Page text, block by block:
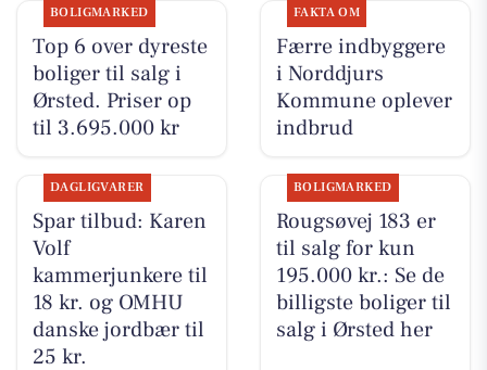
BOLIGMARKED
Top 6 over dyreste
boliger til salg i
Ørsted. Priser op
til 3.695.000 kr
FAKTA OM
Færre indbyggere
i Norddjurs
Kommune oplever
indbrud
DAGLIGVARER
Spar tilbud: Karen
Volf
kammerjunkere til
18 kr. og OMHU
danske jordbær til
25 kr.
BOLIGMARKED
Rougsøvej 183 er
til salg for kun
195.000 kr.: Se de
billigste boliger til
salg i Ørsted her